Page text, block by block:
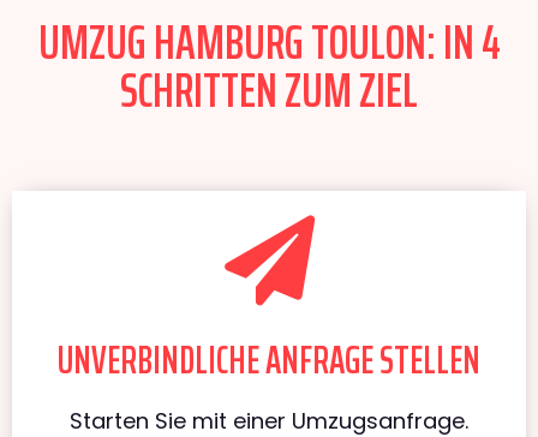
UMZUG HAMBURG TOULON: IN 4
SCHRITTEN ZUM ZIEL
UNVERBINDLICHE ANFRAGE STELLEN
Starten Sie mit einer Umzugsanfrage.